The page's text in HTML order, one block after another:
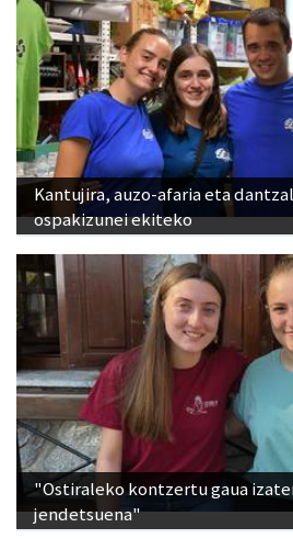
Kantujira, auzo-afaria eta
ospakizunei ekiteko
"Ostiraleko kontzertu gaua
jendetsuena"